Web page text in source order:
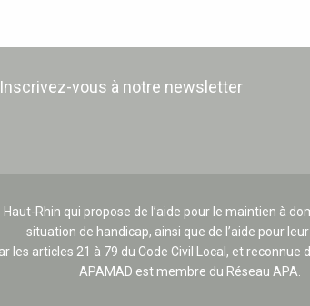
Inscrivez-vous à notre newsletter
Rhin qui propose de l’aide pour le maintien à
situation de handicap, ainsi que de l’aide pour
les articles 21 à 79 du Code Civil Local, et reconnue
APAMAD est membre du Réseau APA.